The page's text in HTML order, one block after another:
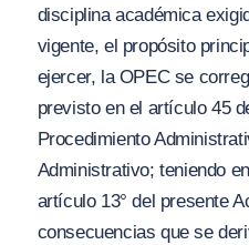
disciplina académica
vigente, el propósito
ejercer, la OPEC se
previsto en el artículo 45
Procedimiento
Administrativo; teniendo
artículo 13° del presente
consecuencias que se